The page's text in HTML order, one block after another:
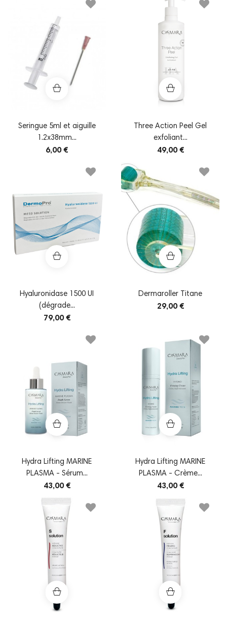
Seringue 5ml et aiguille
1.2x38mm...
6,00 €
Three Action Peel Gel
exfoliant...
49,00 €
Hyaluronidase 1500 UI
(dégrade...
79,00 €
Dermaroller Titane
29,00 €
Hydra Lifting MARINE
PLASMA - Sérum...
43,00 €
Hydra Lifting MARINE
PLASMA - Crème...
43,00 €